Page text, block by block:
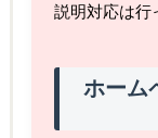
説明対応は行
ホーム